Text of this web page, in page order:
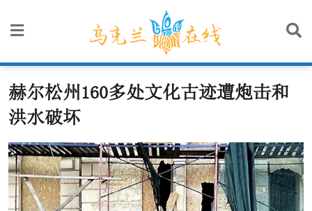
赫尔松州160多处文化古迹遭炮击和
洪水破坏